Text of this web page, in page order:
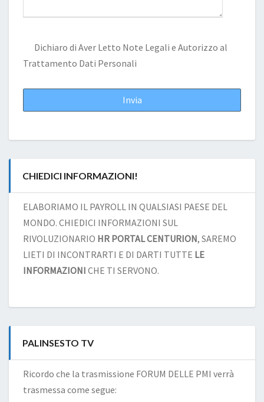
Dichiaro di Aver Letto Note Legali e Autorizzo al
Trattamento Dati Personali
CHIEDICI INFORMAZIONI!
ELABORIAMO IL PAYROLL IN QUALSIASI PAESE DEL
MONDO. CHIEDICI INFORMAZIONI SUL
RIVOLUZIONARIO HR PORTAL CENTURION, SAREMO
LIETI DI INCONTRARTI E DI DARTI TUTTE LE
INFORMAZIONI CHE TI SERVONO.
PALINSESTO TV
Ricordo che la trasmissione FORUM DELLE PMI verrà
trasmessa come segue: